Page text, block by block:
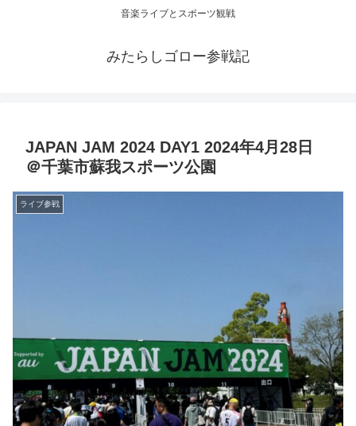
音楽ライブとスポーツ観戦
みたらしゴロー参戦記
JAPAN JAM 2024 DAY1 2024年4月28日
＠千葉市蘇我スポーツ公園
ライブ参戦